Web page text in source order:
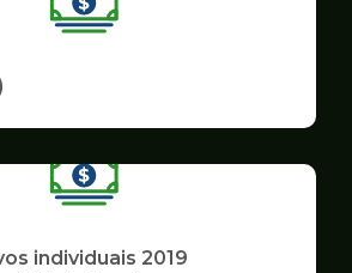
individuais 2019